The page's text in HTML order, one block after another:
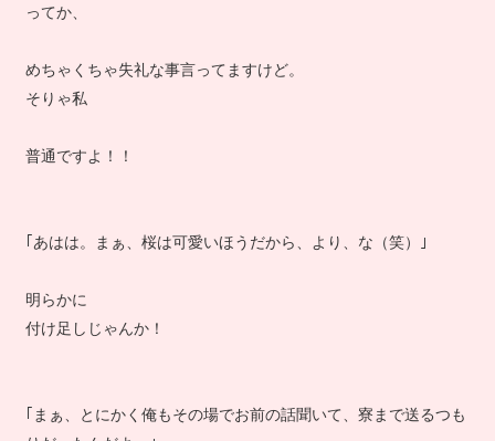
ってか、
めちゃくちゃ失礼な事言ってますけど。
そりゃ私
普通ですよ！！
｢あはは。まぁ、桜は可愛いほうだから、より、な（笑）｣
明らかに
付け足しじゃんか！
｢まぁ、とにかく俺もその場でお前の話聞いて、寮まで送るつも